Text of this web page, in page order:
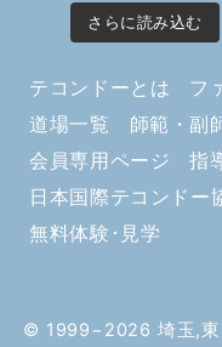
さらに読み込む
テコンドーとは フ
道場一覧
師範・副
会員専用ページ
指
日本国際テコンドー
無料体験･見学
© 1999−2026 埼玉,